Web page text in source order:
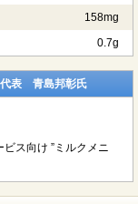
158mg
0.7g
代表 青島邦彰氏
ス向け ”ミルクメニ